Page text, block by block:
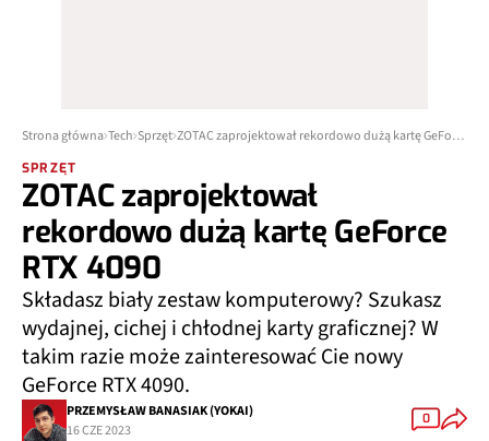
Strona główna Tech Sprzęt ZOTAC zaprojektował rekordowo dużą kartę GeForce RTX 4090
SPRZĘT
ZOTAC zaprojektował
rekordowo dużą kartę GeForce
RTX 4090
Składasz biały zestaw komputerowy? Szukasz
wydajnej, cichej i chłodnej karty graficznej? W
takim razie może zainteresować Cie nowy
GeForce RTX 4090.
PRZEMYSŁAW BANASIAK (YOKAI)
16 CZE 2023
0